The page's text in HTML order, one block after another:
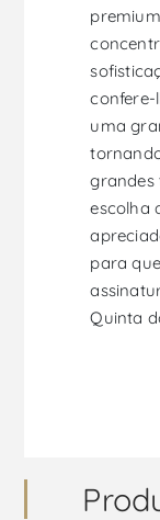
confere-
uma
grandes
escolha
para
Quinta